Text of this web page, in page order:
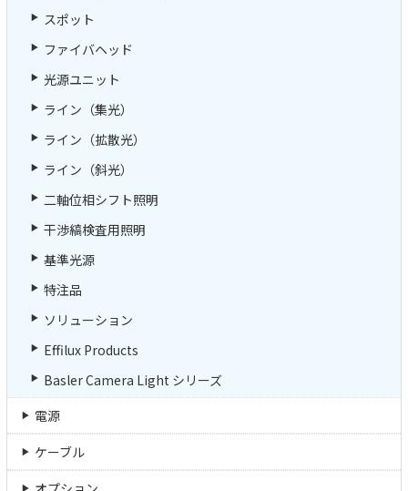
スポット
ファイバヘッド
光源ユニット
ライン（集光）
ライン（拡散光）
ライン（斜光）
二軸位相シフト照明
干渉縞検査用照明
基準光源
特注品
ソリューション
Effilux Products
Basler Camera Light シリーズ
電源
ケーブル